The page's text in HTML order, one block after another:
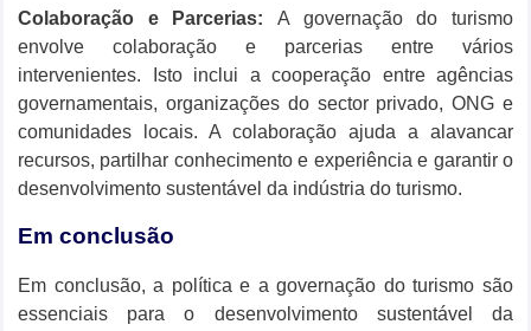
Colaboração e Parcerias: A governação do turismo
envolve colaboração e parcerias entre vários
intervenientes. Isto inclui a cooperação entre agências
governamentais, organizações do sector privado, ONG e
comunidades locais. A colaboração ajuda a alavancar
recursos, partilhar conhecimento e experiência e garantir o
desenvolvimento sustentável da indústria do turismo.
Em conclusão
Em conclusão, a política e a governação do turismo são
essenciais para o desenvolvimento sustentável da